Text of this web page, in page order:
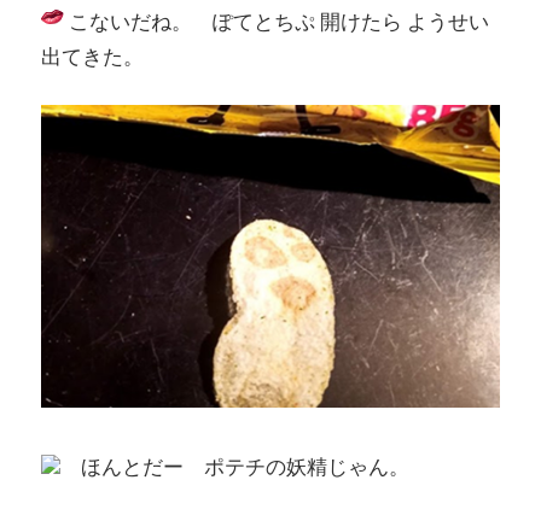
こないだね。 ぽてとちぷ 開けたら ようせい
出てきた。
ほんとだー ポテチの妖精じゃん。